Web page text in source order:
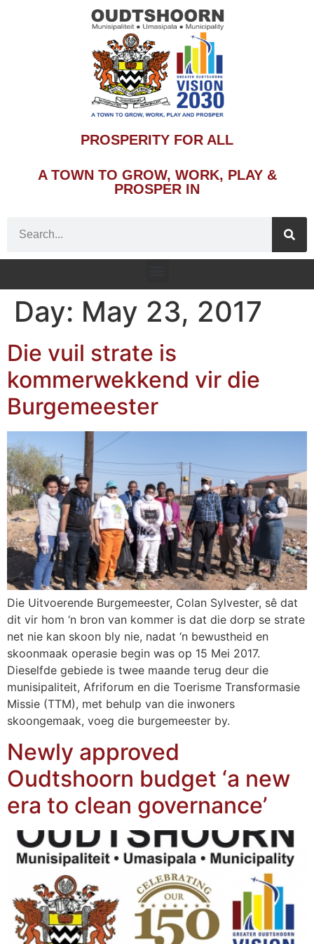
PROSPERITY FOR ALL
A TOWN TO GROW, WORK, PLAY &
PROSPER IN
Day: May 23, 2017
Die vuil strate is
kommerwekkend vir die
Burgemeester
Die Uitvoerende Burgemeester, Colan Sylvester, sê dat
dit vir hom ‘n bron van kommer is dat die dorp se strate
net nie kan skoon bly nie, nadat ‘n bewustheid en
skoonmaak operasie begin was op 15 Mei 2017.
Dieselfde gebiede is twee maande terug deur die
munisipaliteit, Afriforum en die Toerisme Transformasie
Missie (TTM), met behulp van die inwoners
skoongemaak, voeg die burgemeester by.
Newly approved
Oudtshoorn budget ‘a new
era to clean governance’